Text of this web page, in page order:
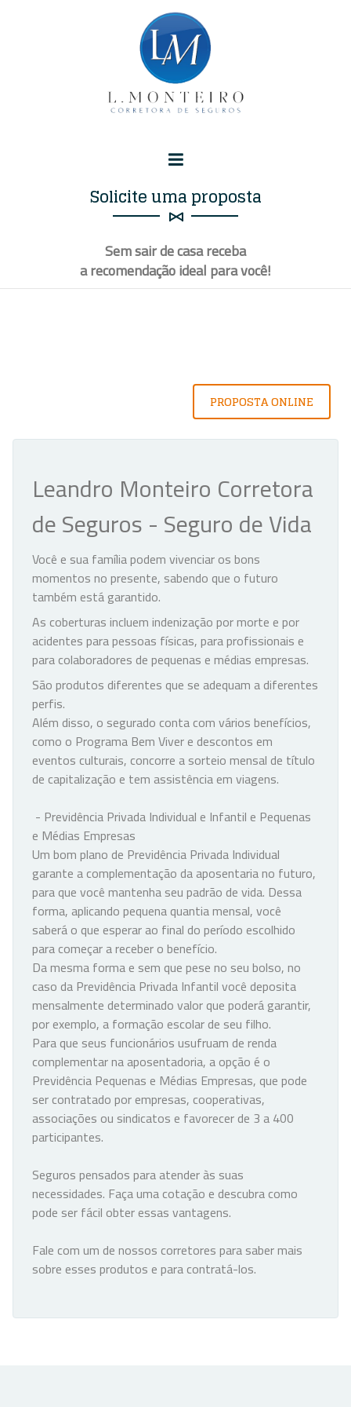
Solicite uma proposta
Sem sair de casa receba
a recomendação ideal paravocê!
PROPOSTA ONLINE
Leandro Monteiro Corretora
de Seguros - Seguro de Vida
Você e sua família podem vivenciar os bons
momentos no presente, sabendo que o futuro
também está garantido.
As coberturas incluem indenização por morte e por
acidentes para pessoas físicas, para profissionais e
para colaboradores de pequenas e médias empresas.
São produtos diferentes que se adequam a diferentes
perfis.
Além disso, o segurado conta com vários benefícios,
como o Programa Bem Viver e descontos em
eventos culturais, concorre a sorteio mensal de título
de capitalização e tem assistência em viagens.
- Previdência Privada Individual e Infantil e Pequenas
e Médias Empresas
Um bom plano de Previdência Privada Individual
garante a complementação da aposentaria no futuro,
para que você mantenha seu padrão de vida. Dessa
forma, aplicando pequena quantia mensal, você
saberá o que esperar ao final do período escolhido
para começar a receber o benefício.
Da mesma forma e sem que pese no seu bolso, no
caso da Previdência Privada Infantil você deposita
mensalmente determinado valor que poderá garantir,
por exemplo, a formação escolar de seu filho.
Para que seus funcionários usufruam de renda
complementar na aposentadoria, a opção é o
Previdência Pequenas e Médias Empresas, que pode
ser contratado por empresas, cooperativas,
associações ou sindicatos e favorecer de 3 a 400
participantes.
Seguros pensados para atender às suas
necessidades. Faça uma cotação e descubra como
pode ser fácil obter essas vantagens.
Fale com um de nossos corretores para saber mais
sobre esses produtos e para contratá-los.